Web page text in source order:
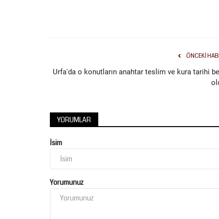
ÖNCEKI
Urfa'da o konutların anahtar teslim ve kura tarihi
YORUMLAR
İsim
Yorumunuz
2026 YKS Sonuçları Açıklandı:
Türkiye Birincisi Şanlıurfa...
Temmuz 21, 2026 0
Ölçme, Seçme ve Yerleştirme Merkezi (ÖSYM)